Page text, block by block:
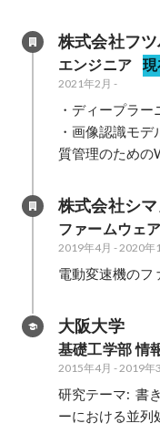
株式会社フ
エンジニア
2021年2月 -
・ディープラ
・画像認識モ
質管理のための
株式会社シマ
ファームウェ
2019年4月 -2020年
電動変速機のフ
大阪大学
基礎工学部 情
2015年4月 -2019年
研究テーマ:  書
ーにおける並列